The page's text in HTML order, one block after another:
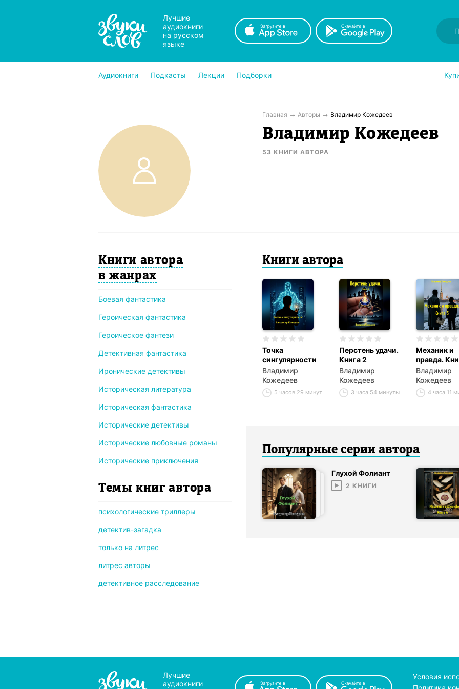
Лучшие
аудиокниги
на русском
языке
Аудиокниги Подкасты Лекции Подборки
Главная Авторы Владимир Кожедеев
Владимир Кожедеев
53 КНИГИ АВТОРА
Книги автора
в жанрах
Боевая фантастика
Героическая фантастика
Героическое фэнтези
Детективная фантастика
Иронические детективы
Историческая литература
Историческая фантастика
Исторические детективы
Исторические любовные романы
Исторические приключения
Темы книг автора
психологические триллеры
детектив-загадка
только на литрес
литрес авторы
детективное расследование
Книги автора
Точка
сингулярности
Владимир
Кожедеев
5 часов 29 минут
Перстень удачи.
Книга 2
Владимир
Кожедеев
3 часа 54 минуты
Механик и
правда.
Владимир
Кожедеев
4 часа 11
Популярные серии автора
Глухой Фолиант
2 КНИГИ
Лучшие
аудиокниги
Условия